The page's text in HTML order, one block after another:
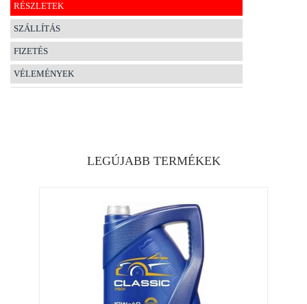
RÉSZLETEK
SZÁLLÍTÁS
FIZETÉS
VÉLEMÉNYEK
LEGÚJABB TERMÉKEK